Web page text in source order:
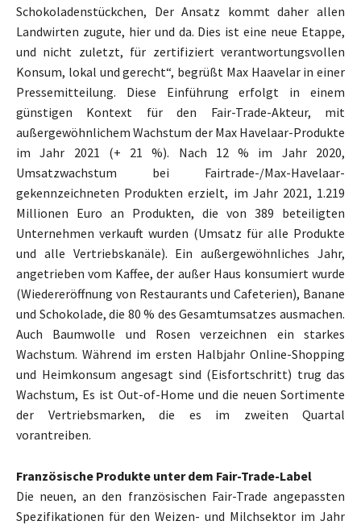
Schokoladenstückchen, Der Ansatz kommt daher allen
Landwirten zugute, hier und da. Dies ist eine neue Etappe,
und nicht zuletzt, für zertifiziert verantwortungsvollen
Konsum, lokal und gerecht“, begrüßt Max Haavelar in einer
Pressemitteilung. Diese Einführung erfolgt in einem
günstigen Kontext für den Fair-Trade-Akteur, mit
außergewöhnlichem Wachstum der Max Havelaar-Produkte
im Jahr 2021 (+ 21 %). Nach 12 % im Jahr 2020,
Umsatzwachstum bei Fairtrade-/Max-Havelaar-
gekennzeichneten Produkten erzielt, im Jahr 2021, 1.219
Millionen Euro an Produkten, die von 389 beteiligten
Unternehmen verkauft wurden (Umsatz für alle Produkte
und alle Vertriebskanäle). Ein außergewöhnliches Jahr,
angetrieben vom Kaffee, der außer Haus konsumiert wurde
(Wiedereröffnung von Restaurants und Cafeterien), Banane
und Schokolade, die 80 % des Gesamtumsatzes ausmachen.
Auch Baumwolle und Rosen verzeichnen ein starkes
Wachstum. Während im ersten Halbjahr Online-Shopping
und Heimkonsum angesagt sind (Eisfortschritt) trug das
Wachstum, Es ist Out-of-Home und die neuen Sortimente
der Vertriebsmarken, die es im zweiten Quartal
vorantreiben.
Französische Produkte unter dem Fair-Trade-Label
Die neuen, an den französischen Fair-Trade angepassten
Spezifikationen für den Weizen- und Milchsektor im Jahr